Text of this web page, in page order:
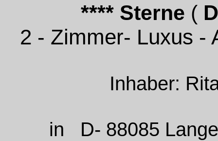
**** Sterne (
2 - Zimmer- Luxus -
Inhaber:
in D- 88085